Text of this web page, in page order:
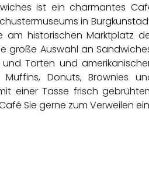
ist ein charmantes
in
am historischen Marktplatz
große Auswahl an
Torten und
Donuts, Brownies
einer Tasse frisch
Sie gerne zum Verweilen